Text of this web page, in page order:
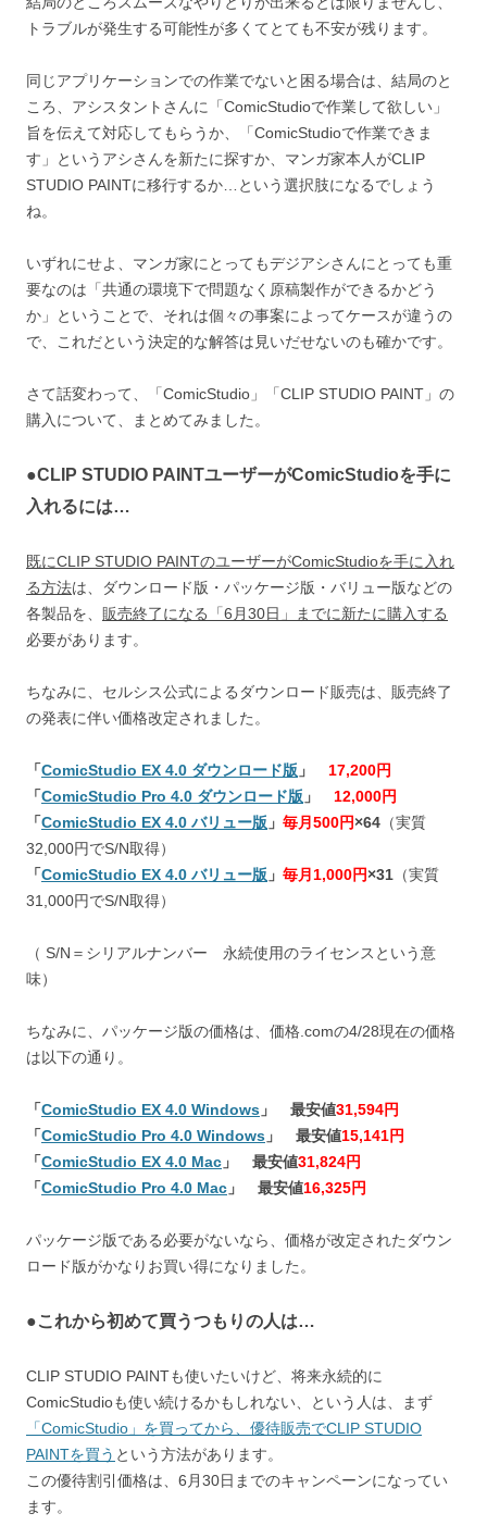
トラブルが発生する可能性が多くてとても不安が残ります。
同じアプリケーションでの作業でないと困る場合は、結局のと
ころ、アシスタントさんに「ComicStudioで作業して欲しい」
旨を伝えて対応してもらうか、「ComicStudioで作業できま
す」というアシさんを新たに探すか、マンガ家本人がCLIP
STUDIO PAINTに移行するか…という選択肢になるでしょう
ね。
いずれにせよ、マンガ家にとってもデジアシさんにとっても重
要なのは「共通の環境下で問題なく原稿製作ができるかどう
か」ということで、それは個々の事案によってケースが違うの
で、これだという決定的な解答は見いだせないのも確かです。
さて話変わって、「ComicStudio」「CLIP STUDIO PAINT」の
購入について、まとめてみました。
●CLIP STUDIO PAINTユーザーがComicStudioを手に
入れるには…
既にCLIP STUDIO PAINTのユーザーがComicStudioを手に入れ
る方法は、ダウンロード版・パッケージ版・バリュー版などの
各製品を、 販売終了になる「6月30日」までに新たに購入する
必要があります。
ちなみに、セルシス公式によるダウンロード販売は、販売終了
の発表に伴い価格改定されました。
「ComicStudio EX 4.0 ダウンロード版 」 17,200円
「ComicStudio Pro 4.0 ダウンロード版 」 12,000円
「ComicStudio EX 4.0 バリュー版 」 毎月500円×64 （実質
32,000円でS/N取得）
「ComicStudio EX 4.0 バリュー版 」 毎月1,000円×31 （実質
31,000円でS/N取得）
（ S/N＝シリアルナンバー 永続使用のライセンスという意
味）
ちなみに、パッケージ版の価格は、価格.comの4/28現在の価格
は以下の通り。
「ComicStudio EX 4.0 Windows 」 最安値31,594円
「ComicStudio Pro 4.0 Windows 」 最安値15,141円
「ComicStudio EX 4.0 Mac 」 最安値31,824円
「ComicStudio Pro 4.0 Mac 」 最安値16,325円
パッケージ版である必要がないなら、価格が改定されたダウン
ロード版がかなりお買い得になりました。
●これから初めて買うつもりの人は…
CLIP STUDIO PAINTも使いたいけど、将来永続的に
ComicStudioも使い続けるかもしれない、という人は、まず
「ComicStudio」を買ってから、優待販売でCLIP STUDIO
PAINTを買う という方法があります。
この優待割引価格は、6月30日までのキャンペーンになってい
ます。